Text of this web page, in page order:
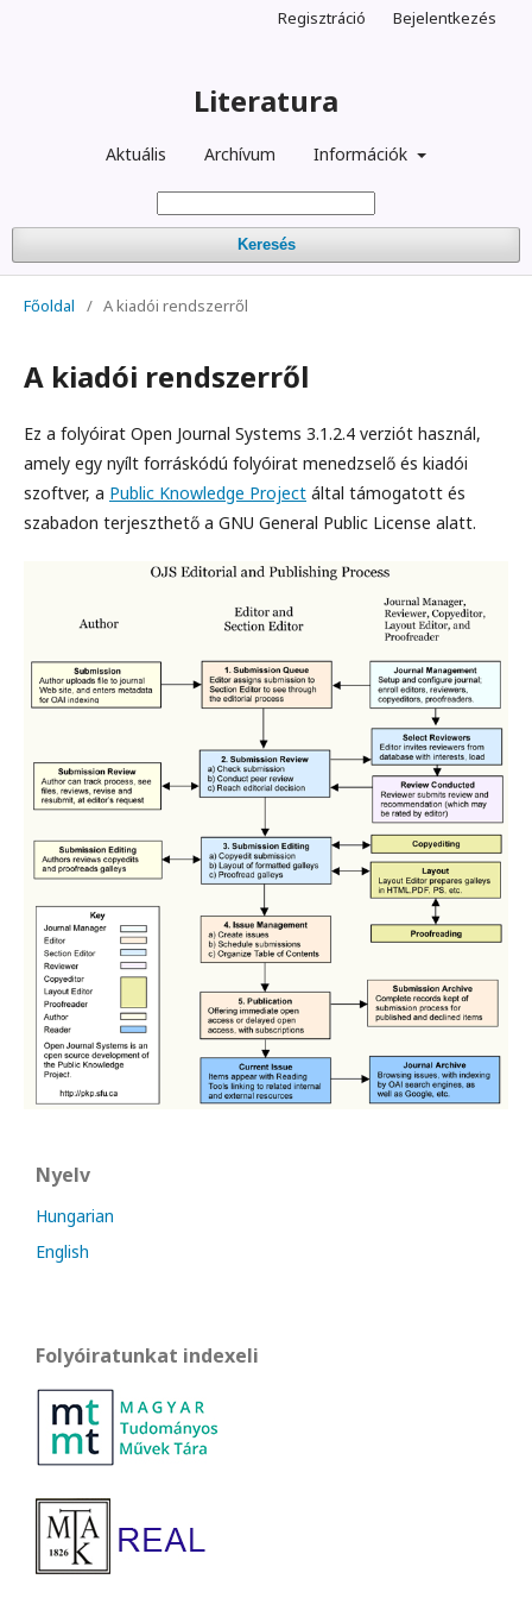
Literatura
Aktuális Archívum Információk
Keresés
Regisztráció Bejelentkezés
Főoldal / A kiadói rendszerről
A kiadói rendszerről
Ez a folyóirat Open Journal Systems 3.1.2.4 verziót használ,
amely egy nyílt forráskódú folyóirat menedzselő és kiadói
szoftver, a Public Knowledge Project által támogatott és
szabadon terjeszthető a GNU General Public License alatt.
Nyelv
Hungarian
English
Folyóiratunkat indexeli